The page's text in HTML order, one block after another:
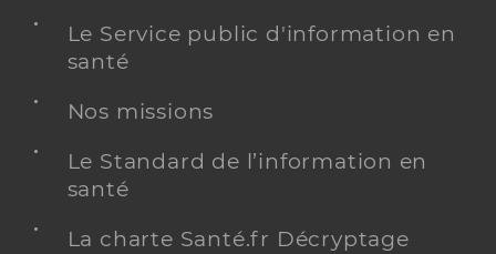
Le Service public d'information en
santé
Nos missions
Le Standard de l’information en
santé
La charte Santé.fr Décryptage